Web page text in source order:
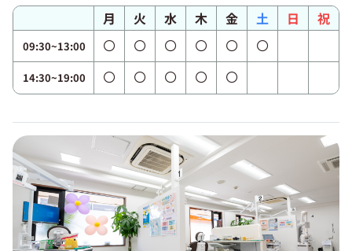
月 火 水 木 金 土 日 祝
09:30~13:00
14:30~19:00